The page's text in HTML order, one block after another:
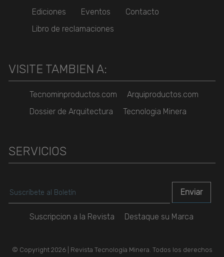
Ediciones
Eventos
Contacto
Libro de reclamaciones
VISITE TAMBIEN A:
Tecnominproductos.com
Arquiproductos.com
Dossier de Arquitectura
Tecnologia Minera
SERVICIOS
Suscripcion a la Revista Destaque su Marca
© Copyright 2026 | Revista Tecnología Minera. Todos los derechos